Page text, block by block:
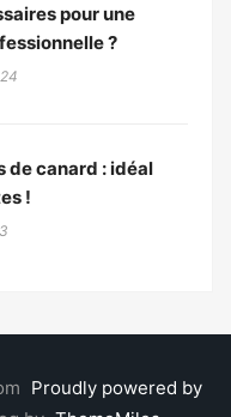
pour une
?
de canard : idéal
!
Proudly powered by